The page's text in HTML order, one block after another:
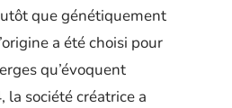
que génétiquement
a été choisi pour
qu’évoquent
la société créatrice a